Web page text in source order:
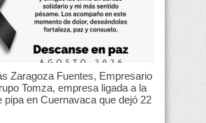
Zaragoza Fuentes, Empresario
Tomza, empresa ligada a la
pipa en Cuernavaca que dejó 22